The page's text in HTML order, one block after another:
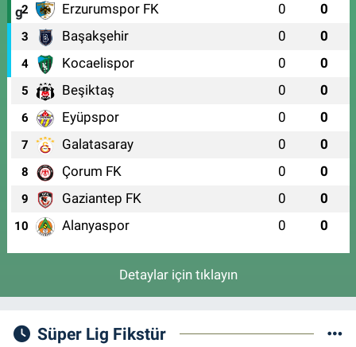
2 Erzurumspor FK 0 0
3 Başakşehir 0 0
4 Kocaelispor 0 0
5 Beşiktaş 0 0
6 Eyüpspor 0 0
7 Galatasaray 0 0
8 Çorum FK 0 0
9 Gaziantep FK 0 0
10 Alanyaspor 0 0
Detaylar için tıklayın
Süper Lig Fikstür